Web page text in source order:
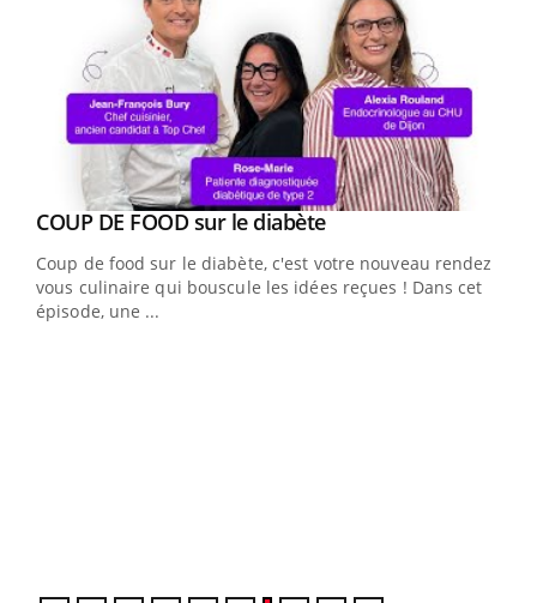
Youtube
COUP DE FOOD sur le diabèteYoutube
Coup de food sur le diabète, c'est votre nouveau rendez-
vous culinaire qui bouscule les idées reçues ! Dans cet
épisode, une ...
Youtube
Quand l’entreprise mise sur le bien être global
"Les rendez-vous de la santé et de la qualité de vie au
travail" de Pourquoi Docteur reçoivent Régis Blugeon,
DRH et directeur ...